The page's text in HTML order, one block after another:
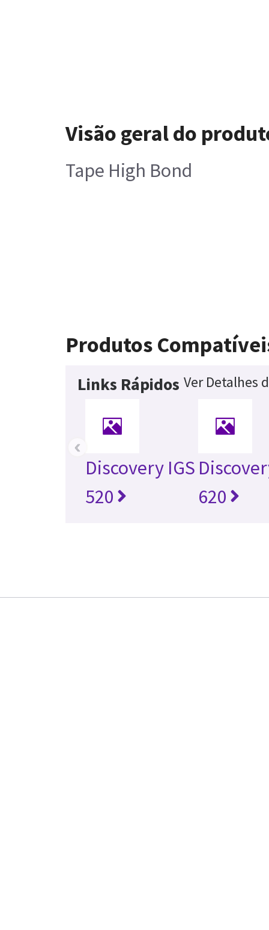
Visão geral do
Tape High Bond
Produtos
Links Rápidos Ver Detalhes
Discovery IGS
520
620
‹